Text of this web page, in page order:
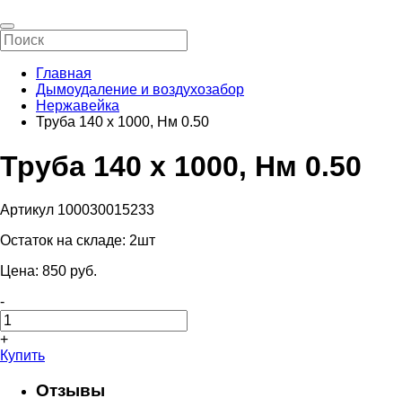
Главная
Дымоудаление и воздухозабор
Нержавейка
Труба 140 х 1000, Нм 0.50
Труба 140 х 1000, Нм 0.50
Артикул 100030015233
Остаток на складе: 2шт
Цена: 850 pуб.
-
+
Купить
Отзывы